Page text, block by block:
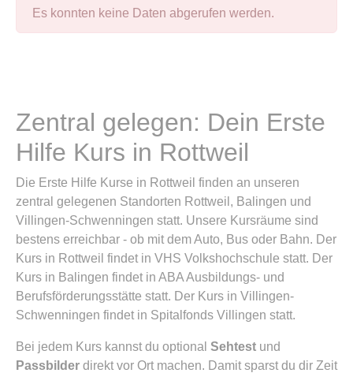
Es konnten keine Daten abgerufen werden.
Zentral gelegen: Dein Erste
Hilfe Kurs in Rottweil
Die Erste Hilfe Kurse in Rottweil finden an unseren
zentral gelegenen Standorten Rottweil, Balingen und
Villingen-Schwenningen statt. Unsere Kursräume sind
bestens erreichbar - ob mit dem Auto, Bus oder Bahn. Der
Kurs in Rottweil findet in VHS Volkshochschule statt. Der
Kurs in Balingen findet in ABA Ausbildungs- und
Berufsförderungsstätte statt. Der Kurs in Villingen-
Schwenningen findet in Spitalfonds Villingen statt.
Bei jedem Kurs kannst du optional Sehtest und
Passbilder direkt vor Ort machen. Damit sparst du dir Zeit